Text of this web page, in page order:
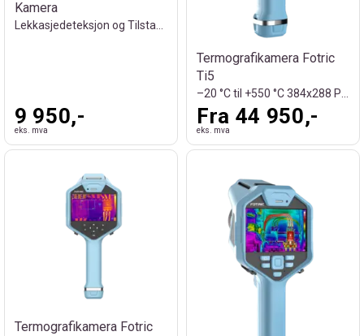
Kamera
Lekkasjedeteksjon og Tilstandskontroll
9 950,-
eks. mva
Termografikamera Fotric
Ti5
Fra 44 950,-
eks. mva
Termografikamera Fotric